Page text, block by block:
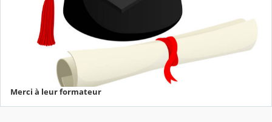
Merci à leur formateur